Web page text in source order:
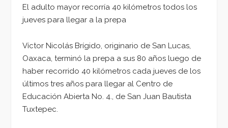
El adulto mayor recorría 40 kilómetros todos los
jueves para llegar a la prepa
Víctor Nicolás Brígido, originario de San Lucas,
Oaxaca, terminó la prepa a sus 80 años luego de
haber recorrido 40 kilómetros cada jueves de los
últimos tres años para llegar al Centro de
Educación Abierta No. 4., de San Juan Bautista
Tuxtepec.